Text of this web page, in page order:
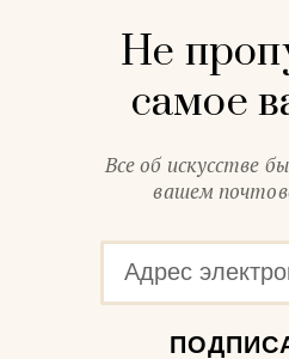
Не
самое
Все об искусстве
вашем